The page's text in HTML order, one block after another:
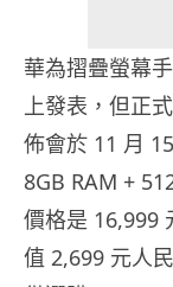
華為摺疊螢幕
上發表，但正
佈會於 11 月
8GB RAM +
價格是 16,999
值 2,699 元人